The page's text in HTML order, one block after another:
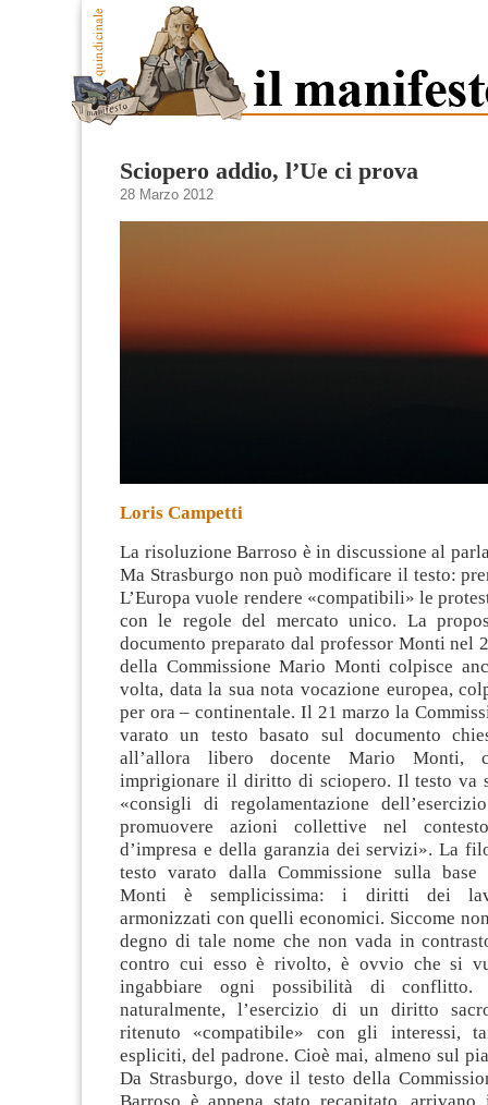
Sciopero addio, l’Ue ci prova
28 Marzo 2012
Loris Campetti
La risoluzione Barroso è in discussione al
Ma Strasburgo non può modificare il testo:
L’Europa vuole rendere «compatibili» le
con le regole del mercato unico. La
documento preparato dalprofessor Monti nel
della Commissione Mario Monti colpisce
volta, data la sua nota vocazione europea,
per ora – continentale. Il 21 marzo la
varato un testo basato sul documento
all’allora libero docente Mario Monti,
imprigionare il diritto di sciopero. Il testo va
«consigli di regolamentazione
promuovere azioni collettive nel
d’impresa e della garanzia dei servizi». La
testo varato dalla Commissione sulla base
Monti è semplicissima: i diritti dei
armonizzati con quelli economici. Siccome
degno di tale nome che non vada in
contro cui esso è rivolto, è ovvio che si
ingabbiare ogni possibilità di conflitto.
naturalmente, l’esercizio di un diritto
ritenuto «compatibile» con gli interessi,
espliciti, del padrone. Cioè mai, almeno sul
Da Strasburgo, dove il testo della